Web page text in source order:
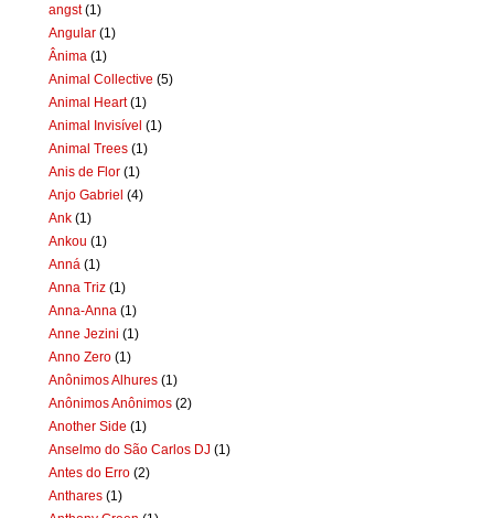
angst (1)
Angular (1)
Ânima (1)
Animal Collective (5)
Animal Heart (1)
Animal Invisível (1)
Animal Trees (1)
Anis de Flor (1)
Anjo Gabriel (4)
Ank (1)
Ankou (1)
Anná (1)
Anna Triz (1)
Anna-Anna (1)
Anne Jezini (1)
Anno Zero (1)
Anônimos Alhures (1)
Anônimos Anônimos (2)
Another Side (1)
Anselmo do São Carlos DJ (1)
Antes do Erro (2)
Anthares (1)